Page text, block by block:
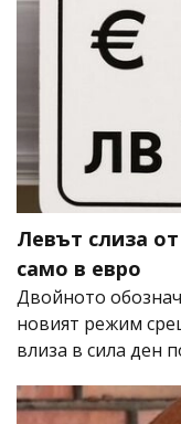
Левът слиза
само в евро
Двойното
новият режим
влиза в сила ден